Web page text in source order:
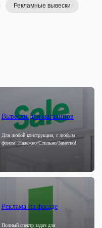
Рекламные вывески
Вывески для магазинов
Для любой конструкции, с любым
фоном! Надёжно/Стильно/Заметно!
Реклама на фасаде
Полный спектр задач для